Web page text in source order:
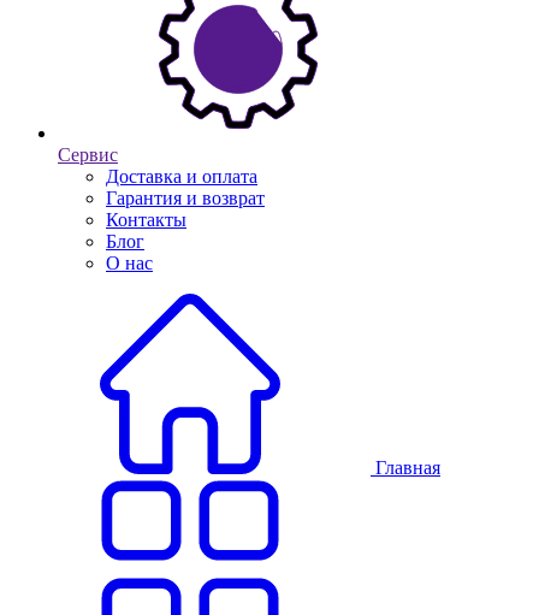
Сервис
Доставка и оплата
Гарантия и возврат
Контакты
Блог
О нас
Главная